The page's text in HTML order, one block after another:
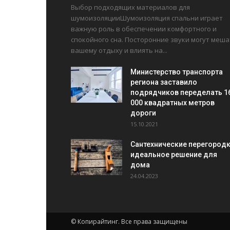
Выбор подходящих материалов для
шумоизоляцииШумоизоляция спальни играет
важную роль в обеспечении комфортного и
спокойного сна. Посторонние звуки могут
вашему отдыху и влиять на...
Министерство транспорта
региона заставило
подрядчиков переделать
000 квадратных метров
дороги
15.10.2021
Сантехнические
идеальное решение для
дома
24.04.2023
© Копирайтинг. Все права защищены